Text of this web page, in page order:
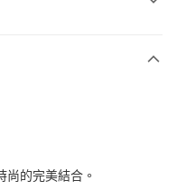
商業銀行
的完美結合。